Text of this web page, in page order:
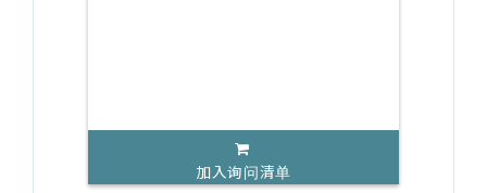
加入询问清单